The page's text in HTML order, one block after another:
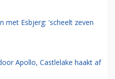
met Esbjerg: 'scheelt zeven
Apollo, Castlelake haakt af